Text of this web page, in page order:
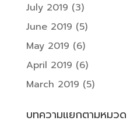
July 2019 (3)
June 2019 (5)
May 2019 (6)
April 2019 (6)
March 2019 (5)
บทความแยกตามหมวด